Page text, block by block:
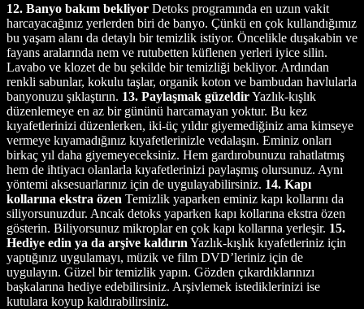
12. Banyo bakım bekliyor Detoks programında en uzun vakit
harcayacağınız yerlerden biri de banyo. Çünkü en çok kullandığımız
bu yaşam alanı da detaylı bir temizlik istiyor. Öncelikle duşakabin ve
fayans aralarında nem ve rutubetten küflenen yerleri iyice silin.
Lavabo ve klozet de bu şekilde bir temizliği bekliyor. Ardından
renkli sabunlar, kokulu taşlar, organik koton ve bambudan havlularla
banyonuzu şıklaştırın. 13. Paylaşmak güzeldirYazlık-kışlık
düzenlemeye en az bir gününü harcamayan yoktur. Bu kez
kıyafetlerinizi düzenlerken, iki-üç yıldır giyemediğiniz ama kimseye
vermeye kıyamadığınız kıyafetlerinizle vedalaşın. Eminiz onları
birkaç yıl daha giyemeyeceksiniz. Hem gardırobunuzu rahatlatmış
hem de ihtiyacı olanlarla kıyafetlerinizi paylaşmış olursunuz. Aynı
yöntemi aksesuarlarınız için de uygulayabilirsiniz. 14. Kapı
kollarına ekstra özen Temizlik yaparken eminiz kapı kollarını da
siliyorsunuzdur. Ancak detoks yaparken kapı kollarına ekstra özen
gösterin. Biliyorsunuz mikroplar en çok kapı kollarına yerleşir. 15.
Hediye edin ya da arşive kaldırın Yazlık-kışlık kıyafetleriniz için
yaptığınız uygulamayı, müzik ve film DVD’leriniz için de
uygulayın. Güzel bir temizlik yapın. Gözden çıkardıklarınızı
başkalarına hediye edebilirsiniz. Arşivlemek istediklerinizi ise
kutulara koyup kaldırabilirsiniz.